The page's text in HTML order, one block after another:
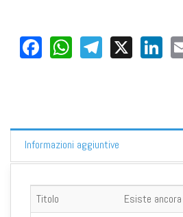
Facebook
WhatsApp
Telegram
X
Informazioni aggiuntive
Titolo
Esiste